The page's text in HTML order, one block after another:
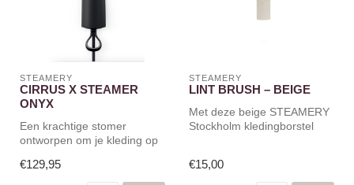
STEAMERY
CIRRUS X STEAMER
ONYX
Een krachtige stomer
ontworpen om je kleding op
verwij...
€129,95
STEAMERY
LINT BRUSH – BEIGE
Met deze beige STEAMERY
Stockholm kledingborstel
€15,00